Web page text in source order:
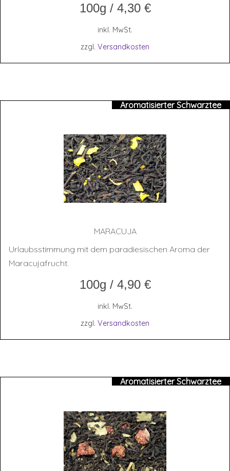
100g / 4,30 €
inkl. MwSt.
zzgl. Versandkosten
Aromatisierter Schwarztee
MARA­CU­JA
Urlaubsstimmung mit dem paradiesischen Aroma der
Maracujafrucht.
100g / 4,90 €
inkl. MwSt.
zzgl. Versandkosten
Aromatisierter Schwarztee